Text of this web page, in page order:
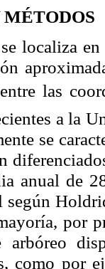
localiza
las
ala
se
anual de
por
arbóreo
como por